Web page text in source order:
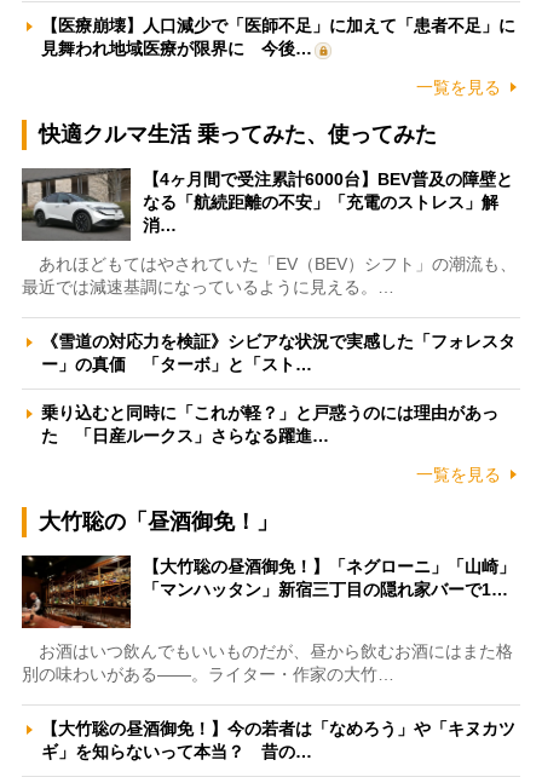
【医療崩壊】人口減少で「医師不足」に加えて「患者不足」に
見舞われ地域医療が限界に 今後…
一覧を見る
快適クルマ生活 乗ってみた、使ってみた
【4ヶ月間で受注累計6000台】BEV普及の障壁と
なる「航続距離の不安」「充電のストレス」解
消…
あれほどもてはやされていた「EV（BEV）シフト」の潮流も、
最近では減速基調になっているように見える。…
《雪道の対応力を検証》シビアな状況で実感した「フォレスタ
ー」の真価 「ターボ」と「スト…
乗り込むと同時に「これが軽？」と戸惑うのには理由があっ
た 「日産ルークス」さらなる躍進…
一覧を見る
大竹聡の「昼酒御免！」
【大竹聡の昼酒御免！】「ネグローニ」「山崎」
「マンハッタン」新宿三丁目の隠れ家バーで1…
お酒はいつ飲んでもいいものだが、昼から飲むお酒にはまた格
別の味わいがある――。ライター・作家の大竹…
【大竹聡の昼酒御免！】今の若者は「なめろう」や「キヌカツ
ギ」を知らないって本当？ 昔の…